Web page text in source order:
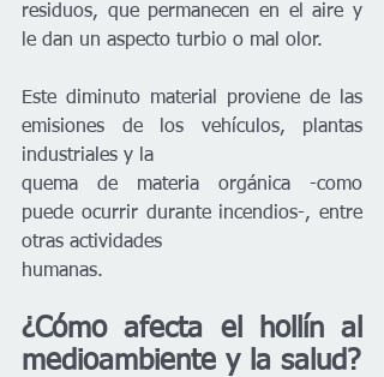
residuos, que permanecen en el aire y
le dan un aspecto turbio o mal olor.
Este diminuto material proviene de las
emisiones de los vehículos, plantas
industriales y la
quema de materia orgánica -como
puede ocurrir durante incendios-, entre
otras actividades
humanas.
¿Cómo afecta el hollín al
medioambiente y la salud?